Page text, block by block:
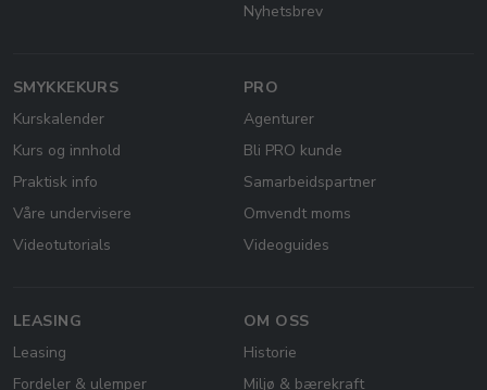
Nyhetsbrev
SMYKKEKURS
Kurskalender
Kurs og innhold
Praktisk info
Våre undervisere
Videotutorials
PRO
Agenturer
Bli PRO kunde
Samarbeidspartner
Omvendt moms
Videoguides
LEASING
Leasing
Fordeler & ulemper
OM OSS
Historie
Miljø & bærekraft